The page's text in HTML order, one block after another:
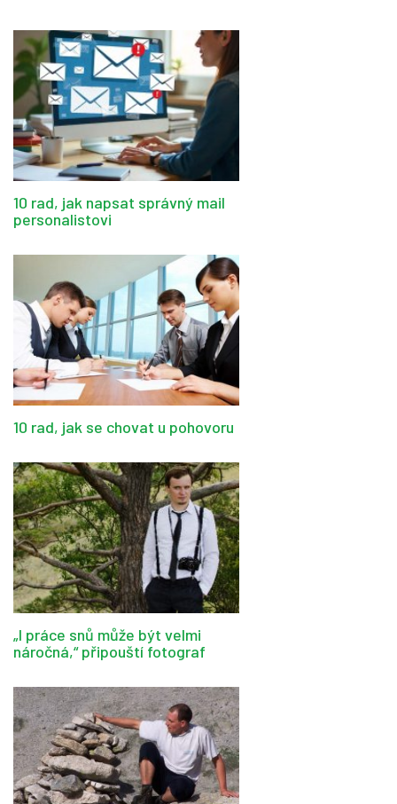
10 rad, jak napsat správný mail
personalistovi
10 rad, jak se chovat u pohovoru
„I práce snů může být velmi
náročná,“ připouští fotograf